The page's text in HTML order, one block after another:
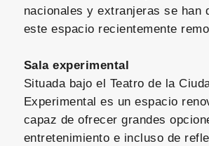
nacionales y extranjeras se han
este espacio recientemente
Sala experimental
Situada bajo el Teatro de la
Experimental es un espacio
capaz de ofrecer grandes
entretenimiento e incluso de